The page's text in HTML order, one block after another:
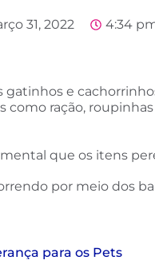
31, 2022 4:34
gatinhos e
como ração,
que os itens
por meio dos
para os Pets